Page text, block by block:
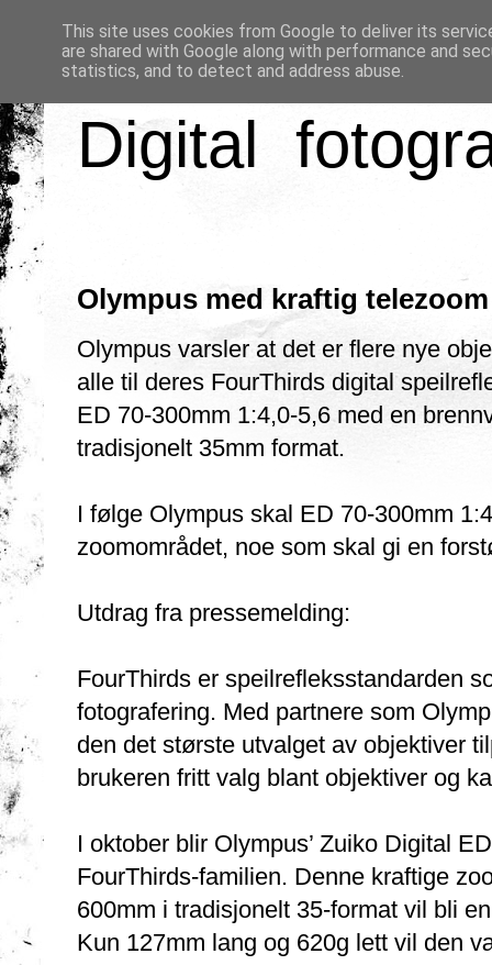
Digital
Olympus med kraftig telezoom
Olympus varsler at det er flere nye
alle til deres FourThirds digital
ED 70-300mm 1:4,0-5,6 med en
tradisjonelt 35mm format.
I følge Olympus skal ED 70-300mm
zoomområdet, noe som skal gi en
Utdrag fra pressemelding:
FourThirds er speilrefleksstandarden
fotografering. Med partnere som
den det største utvalget av objektiver
brukeren fritt valg blant objektiver og
I oktober blir Olympus’ Zuiko Digital
FourThirds-familien. Denne kraftige
600mm i tradisjonelt 35-format vil bli
Kun 127mm lang og 620g lett vil den
This site uses cookies from Google to deliver its
are shared with Google along with performance and
statistics, and to detect and address abuse.